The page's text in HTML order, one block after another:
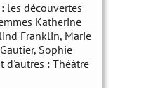
les découvertes
Katherine
Franklin, Marie
Sophie
d'autres : Théâtre